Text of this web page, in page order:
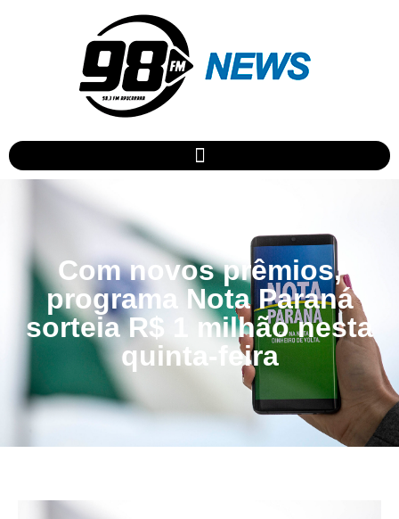
Com novos prêmios,
programa Nota Paraná
sorteia R$ 1 milhão nesta
quinta-feira